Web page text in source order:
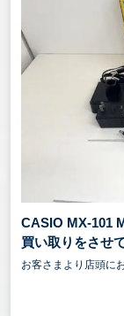
CASIO MX-101
買い取りをさせ
お客さまより店頭に